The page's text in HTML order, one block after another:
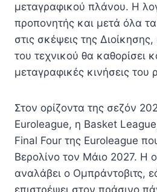
μεταγραφικού πλάνου. Η
προπονητής και μετά όλα
στις σκέψεις της
του τεχνικού θα καθορίσει
μεταγραφικές κινήσεις του
Στον ορίζοντα της σεζόν
Euroleague, η Basket
Final Four της Euroleague
Βερολίνο τον Μάιο 2027. Η
αναλάβει ο Ομπράντοβιτς,
επιστρέψει στον πράσινο